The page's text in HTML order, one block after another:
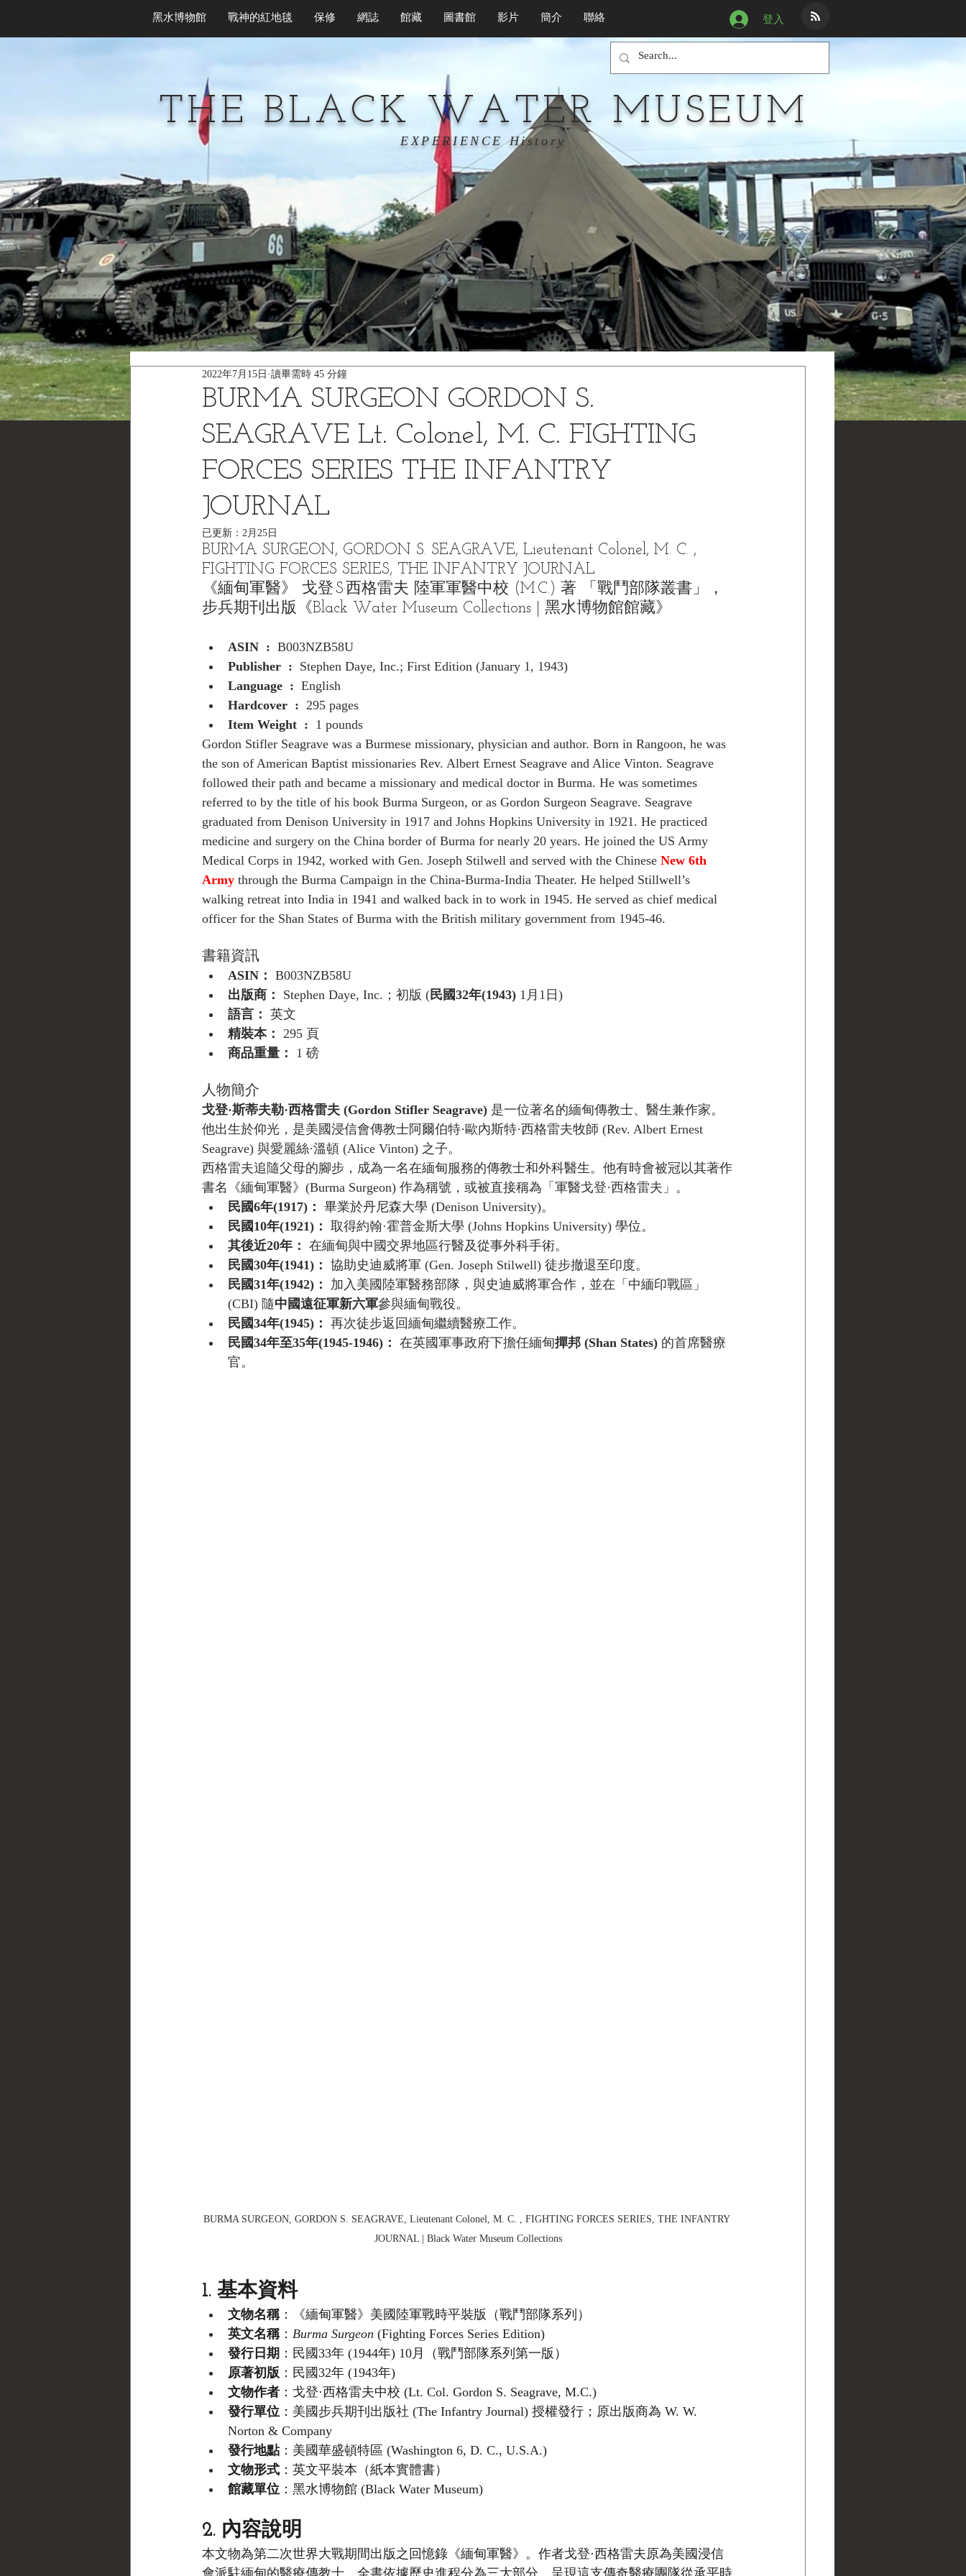
黑水博物館 戰神的紅地毯 保修 網誌 館藏 圖書館 影片 簡介 聯絡 登入
THE BLACK WATER MUSEUM
EXPERIENCE History
BURMA SURGEON GORDON S.
SEAGRAVE Lt. Colonel, M. C. FIGHTING
FORCES SERIES THE INFANTRY
JOURNAL
2022年7月15日 讀畢需時 45 分鐘
已更新： 2月25日
BURMA SURGEON, GORDON S. SEAGRAVE, Lieutenant Colonel, M. C. ,
FIGHTING FORCES SERIES, THE INFANTRY JOURNAL
《緬甸軍醫》 戈登·S·西格雷夫 陸軍軍醫中校 (M.C.) 著 「戰鬥部隊叢書」，
步兵期刊出版《Black Water Museum Collections | 黑水博物館館藏》
ASIN ‏ : ‎ B003NZB58U
Publisher ‏ : ‎ Stephen Daye, Inc.; First Edition (January 1, 1943)
Language ‏ : ‎ English
Hardcover ‏ : ‎ 295 pages
Item Weight ‏ : ‎ 1 pounds
Gordon Stifler Seagrave was a Burmese missionary, physician and author. Born in Rangoon, he was
the son of American Baptist missionaries Rev. Albert Ernest Seagrave and Alice Vinton. Seagrave
followed their path and became a missionary and medical doctor in Burma. He was sometimes
referred to by the title of his book Burma Surgeon, or as Gordon Surgeon Seagrave. Seagrave
graduated from Denison University in 1917 and Johns Hopkins University in 1921. He practiced
medicine and surgery on the China border of Burma for nearly 20 years. He joined the US Army
Medical Corps in 1942, worked with Gen. Joseph Stilwell and served with the Chinese New 6th
Army through the Burma Campaign in the China-Burma-India Theater. He helped Stillwell’s
walking retreat into India in 1941 and walked back in to work in 1945. He served as chief medical
officer for the Shan States of Burma with the British military government from 1945-46.
書籍資訊
ASIN： B003NZB58U
出版商：
Stephen Daye, Inc.；初版 (民國32年(1943) 1月1日)
語言： 英文
精裝本： 295 頁
商品重量：
1 磅
人物簡介
戈登·斯蒂夫勒·西格雷夫 (Gordon Stifler Seagrave) 是一位著名的緬甸傳教士、醫生兼作家。
他出生於仰光，是美國浸信會傳教士阿爾伯特·歐內斯特·西格雷夫牧師 (Rev. Albert Ernest
Seagrave) 與愛麗絲·溫頓 (Alice Vinton) 之子。
西格雷夫追隨父母的腳步，成為一名在緬甸服務的傳教士和外科醫生。他有時會被冠以其著作
書名《緬甸軍醫》(Burma Surgeon) 作為稱號，或被直接稱為「軍醫戈登·西格雷夫」。
民國6年(1917)： 畢業於丹尼森大學 (Denison University)。
民國10年(1921)： 取得約翰·霍普金斯大學 (Johns Hopkins University) 學位。
其後近20年： 在緬甸與中國交界地區行醫及從事外科手術。
民國30年(1941)： 協助史迪威將軍 (Gen. Joseph Stilwell) 徒步撤退至印度。
民國31年(1942)：
加入美國陸軍醫務部隊，與史迪威將軍合作，並在「中緬印戰區」
(CBI) 隨中國遠征軍新六軍參與緬甸戰役。
民國34年(1945)： 再次徒步返回緬甸繼續醫療工作。
民國34年至35年(1945-1946)： 在英國軍事政府下擔任緬甸撣邦 (Shan States) 的首席醫療
官。
BURMA SURGEON, GORDON S. SEAGRAVE, Lieutenant Colonel, M. C. , FIGHTING FORCES SERIES, THE INFANTRY
JOURNAL | Black Water Museum Collections
1. 基本資料
文物名稱：《緬甸軍醫》美國陸軍戰時平裝版（戰鬥部隊系列）
英文名稱： Burma Surgeon (Fighting Forces Series Edition)
發行日期 ：民國33年 (1944年) 10月（戰鬥部隊系列第一版）
原著初版 ：民國32年 (1943年)
文物作者 ：戈登·西格雷夫中校 (Lt. Col. Gordon S. Seagrave, M.C.)
發行單位 ：美國步兵期刊出版社 (The Infantry Journal) 授權發行；原出版商為 W. W.
Norton & Company
發行地點：美國華盛頓特區 (Washington 6, D. C., U.S.A.)
文物形式 ：英文平裝本（紙本實體書）
館藏單位 ：黑水博物館 (Black Water Museum)
2. 內容說明
本文物為第二次世界大戰期間出版之回憶錄《緬甸軍醫》。作者戈登·西格雷夫原為美國浸信